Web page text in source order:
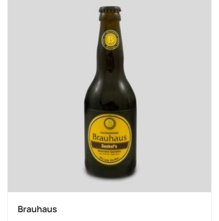
Brauhaus